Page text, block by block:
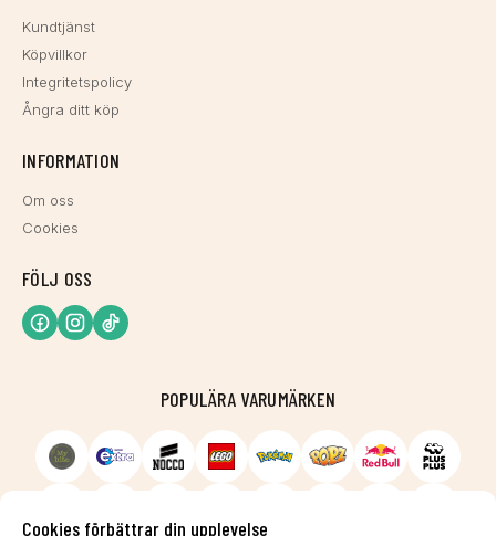
Cookies förbättrar din upplevelse
Kundtjänst
Köpvillkor
Integritetspolicy
Ångra ditt köp
INFORMATION
Om oss
Cookies
FÖLJ OSS
POPULÄRA VARUMÄRKEN